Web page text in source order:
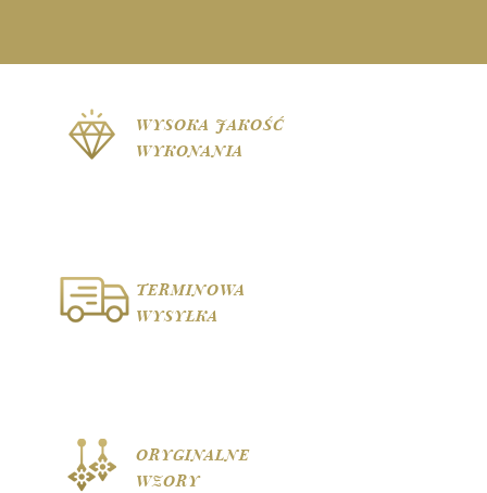
WYSOKA JAKOŚĆ
WYKONANIA
TERMINOWA
WYSYŁKA
ORYGINALNE
WZORY